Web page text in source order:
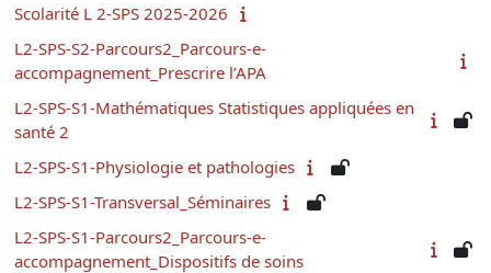
Scolarité L 2-SPS 2025-2026
L2-SPS-S2-Parcours2_Parcours-e-
accompagnement_Prescrire l’APA
L2-SPS-S1-Mathématiques Statistiques appliquées en
santé 2
L2-SPS-S1-Physiologie et pathologies
L2-SPS-S1-Transversal_Séminaires
L2-SPS-S1-Parcours2_Parcours-e-
accompagnement_Dispositifs de soins